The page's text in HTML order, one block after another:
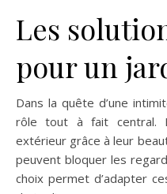
Les
pour un
Dans la quête d’une
rôle tout à fait central.
extérieur grâce à leur
peuvent bloquer les
choix permet d’adapter